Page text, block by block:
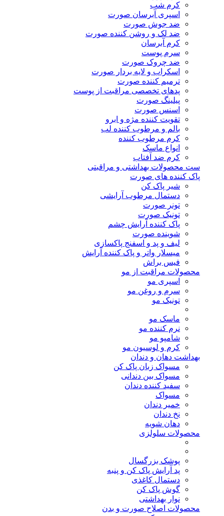
کرم شب
اسپری آبرسان صورت
ضد جوش صورت
ضد لک و روشن کننده صورت
کرم آبرسان
سرم پوست
ضد چروک صورت
اسکراب و لایه بردار صورت
ترمیم کننده صورت
پدهای تخصصی مراقبت از پوست
پیلینگ صورت
اسنس صورت
تقویت کننده مژه و ابرو
بالم و مرطوب کننده لب
کرم مرطوب کننده
انواع ماسک
کرم ضد آفتاب
ست محصولات بهداشتی و مراقبتی
پاک کننده های صورت
شیر پاک کن
دستمال مرطوب آرایشی
تونر صورت
تونیک صورت
پاک کننده آرایش چشم
شوینده صورت
لیف و پد و اسفنج پاکسازی
میسلار واتر و پاک کننده آرایش
فیس براش
محصولات مراقبت از مو
اسپری مو
سرم و روغن مو
تونیک مو
ماسک مو
نرم کننده مو
شامپو مو
کرم و لوسیون مو
بهداشت دهان و دندان
مسواک زبان پاک کن
مسواک بین دندانی
سفید کننده دندان
مسواک
خمیر دندان
نخ دندان
دهان شویه
محصولات سلولزی
پوشک بزرگسال
پد آرایش پاک کن و پنبه
دستمال کاغذی
گوش پاک کن
نوار بهداشتی
محصولات اصلاح صورت و بدن